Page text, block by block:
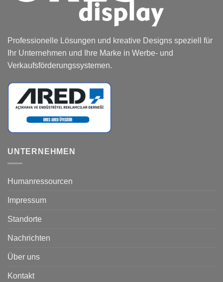
Professionelle Lösungen und kreative Designs speziell für
Ihr Unternehmen und Ihre Marke in Werbe- und
Verkaufsförderungssystemen.
UNTERNEHMEN
Humanressourcen
Impressum
Standorte
Nachrichten
Über uns
Kontakt